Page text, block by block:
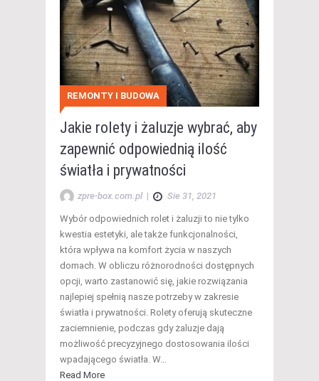
REMONTY I BUDOWA
Jakie rolety i żaluzje wybrać, aby
zapewnić odpowiednią ilość
światła i prywatności
zpre-box.com.pl | Sie 31, 2021
Wybór odpowiednich rolet i żaluzji to nie tylko
kwestia estetyki, ale także funkcjonalności,
która wpływa na komfort życia w naszych
domach. W obliczu różnorodności dostępnych
opcji, warto zastanowić się, jakie rozwiązania
najlepiej spełnią nasze potrzeby w zakresie
światła i prywatności. Rolety oferują skuteczne
zaciemnienie, podczas gdy żaluzje dają
możliwość precyzyjnego dostosowania ilości
wpadającego światła. W…
Read More